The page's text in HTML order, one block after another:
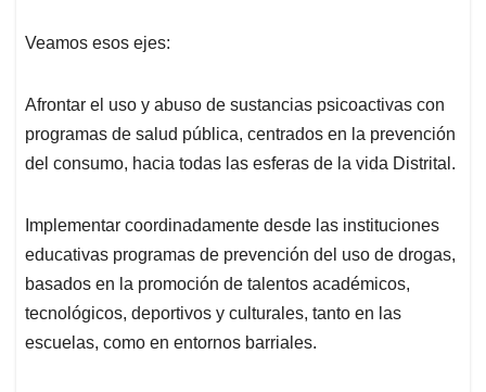
Veamos esos ejes:
Afrontar el uso y abuso de sustancias psicoactivas con
programas de salud pública, centrados en la prevención
del consumo, hacia todas las esferas de la vida Distrital.
Implementar coordinadamente desde las instituciones
educativas programas de prevención del uso de drogas,
basados en la promoción de talentos académicos,
tecnológicos, deportivos y culturales, tanto en las
escuelas, como en entornos barriales.